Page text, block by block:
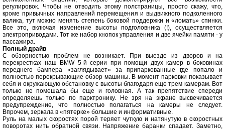
регулировок. Чтобы не отводить этому полстраницы, просто скажу, что,
кроме привычных направлений перемещения и выдвижного подколенного
валика, тут можно менять степень боковой поддержки и «ломать» спинки.
Все это, включая изменение высоты подголовника (!), осуществляется
электроприводами. Тот же набор кнопок управления и две ячейки памяти - у
пассажира.
Полный драйв
С обзорностью проблем не возникает. При выезде из дворов и на
перекрестках наш BMW 5-й серии при помощи двух камер в боковинах
переднего бампера «заглядывает» за припаркованные где попало и
полностью перекрывающие обзор машины. В момент парковки показывает
себя и окружающую обстановку с высоты благодаря еще трем камерам. Вот
только не помешала бы еще и головная. А так препятствие спереди
определяешь только по парктронику. Не зря на экране высвечивается
предупреждение, что полностью полагаться на камеры не следует.
Впрочем, зеркала в «пятерке» большие и информативные.
Руль на малых скоростях порой теряет чуткую и натянутую в скоростных
поворотах нить обратной связи. Напряжение баранки спадает. Заметно,